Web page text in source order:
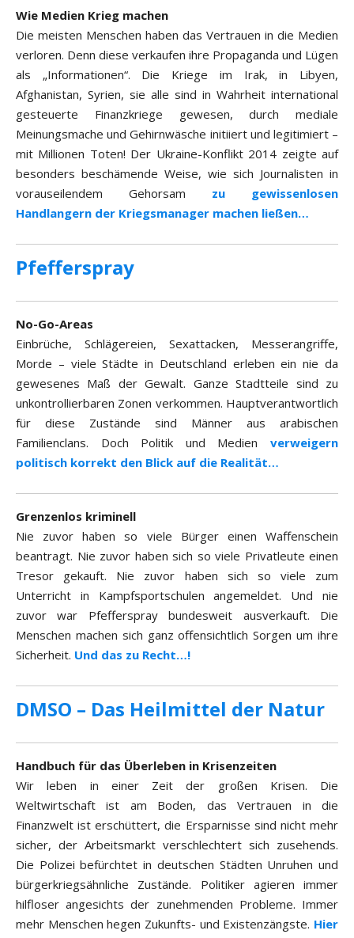
Wie Medien Krieg machen
Die meisten Menschen haben das Vertrauen in die Medien
verloren. Denn diese verkaufen ihre Propaganda und Lügen
als „Informationen“. Die Kriege im Irak, in Libyen,
Afghanistan, Syrien, sie alle sind in Wahrheit international
gesteuerte Finanzkriege gewesen, durch mediale
Meinungsmache und Gehirnwäsche initiiert und legitimiert –
mit Millionen Toten! Der Ukraine-Konflikt 2014 zeigte auf
besonders beschämende Weise, wie sich Journalisten in
vorauseilendem Gehorsam zu gewissenlosen
Handlangern der Kriegsmanager machen ließen…
Pfefferspray
No-Go-Areas
Einbrüche, Schlägereien, Sexattacken, Messerangriffe,
Morde – viele Städte in Deutschland erleben ein nie da
gewesenes Maß der Gewalt. Ganze Stadtteile sind zu
unkontrollierbaren Zonen verkommen. Hauptverantwortlich
für diese Zustände sind Männer aus arabischen
Familienclans. Doch Politik und Medien verweigern
politisch korrekt den Blick auf die Realität…
Grenzenlos kriminell
Nie zuvor haben so viele Bürger einen Waffenschein
beantragt. Nie zuvor haben sich so viele Privatleute einen
Tresor gekauft. Nie zuvor haben sich so viele zum
Unterricht in Kampfsportschulen angemeldet. Und nie
zuvor war Pfefferspray bundesweit ausverkauft. Die
Menschen machen sich ganz offensichtlich Sorgen um ihre
Sicherheit. Und das zu Recht…!
DMSO – Das Heilmittel der Natur
Handbuch für das Überleben in Krisenzeiten
Wir leben in einer Zeit der großen Krisen. Die
Weltwirtschaft ist am Boden, das Vertrauen in die
Finanzwelt ist erschüttert, die Ersparnisse sind nicht mehr
sicher, der Arbeitsmarkt verschlechtert sich zusehends.
Die Polizei befürchtet in deutschen Städten Unruhen und
bürgerkriegsähnliche Zustände. Politiker agieren immer
hilfloser angesichts der zunehmenden Probleme. Immer
mehr Menschen hegen Zukunfts- und Existenzängste. Hier